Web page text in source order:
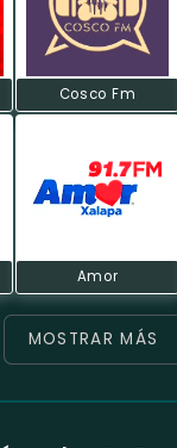
Cosco Fm
Amor
MOSTRAR MÁS